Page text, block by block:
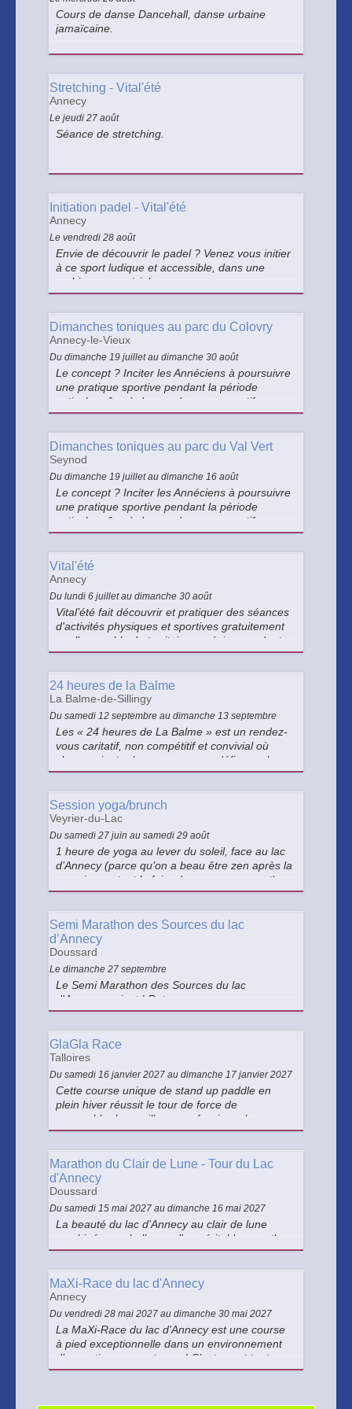
Cours de danse Dancehall, danse urbaine
jamaïcaine.
Stretching - Vital'été
Annecy
Le jeudi 27 août
Séance de stretching.
Initiation padel - Vital'été
Annecy
Le vendredi 28 août
Envie de découvrir le padel ? Venez vous initier
à ce sport ludique et accessible, dans une
ambiance conviviale.
Dimanches toniques au parc du Colovry
Annecy-le-Vieux
Du dimanche 19 juillet au dimanche 30 août
Le concept ? Inciter les Annéciens à poursuivre
une pratique sportive pendant la période
estivale grâce à des rendez-vous sportifs
chaque dimanche matin dans les parcs de la
prendre soin de sa santé.
Dimanches toniques au parc du Val Vert
Seynod
Du dimanche 19 juillet au dimanche 16 août
Le concept ? Inciter les Annéciens à poursuivre
une pratique sportive pendant la période
estivale grâce à des rendez-vous sportifs
chaque dimanche matin dans les parcs de la
prendre soin de sa santé.
Vital'été
Annecy
Du lundi 6 juillet au dimanche 30 août
Vital’été fait découvrir et pratiquer des séances
d'activités physiques et sportives gratuitement
sur l’ensemble du territoire annécien pendant
l’été. Rendez-vous à partir du 6 juillet 2026
24 heures de la Balme
La Balme-de-Sillingy
Du samedi 12 septembre au dimanche 13 septembre
Les « 24 heures de La Balme » est un rendez-
vous caritatif, non compétitif et convivial où
chacun vient relever son propre défi, marcher
ou courir, venir seul ou en équipe, se relayer,
Session yoga/brunch
Veyrier-du-Lac
Du samedi 27 juin au samedi 29 août
1 heure de yoga au lever du soleil, face au lac
d’Annecy (parce qu’on a beau être zen après la
semaine, autant le faire dans un super spot).
Semi Marathon des Sources du lac
d’Annecy
Doussard
Le dimanche 27 septembre
Le Semi Marathon des Sources du lac
d'Annecy revient ! Retour aux sources pour un
Semi-Marathon convivial et à taille humaine. Le
Envie de donner un coup de main ? Bénévoles,
vous êtes les bienvenus en amont !
GlaGla Race
Talloires
Du samedi 16 janvier 2027 au dimanche 17 janvier 2027
Cette course unique de stand up paddle en
plein hiver réussit le tour de force de
rassembler les meilleurs professionnels
mondiaux et les pratiquants loisir de tous
Marathon du Clair de Lune - Tour du Lac
d'Annecy
Doussard
Du samedi 15 mai 2027 au dimanche 16 mai 2027
La beauté du lac d'Annecy au clair de lune
combinée au challenge d'un véritable marathon
: c'est ce que vous offre le Marathon du Clair
MaXi-Race du lac d'Annecy
Annecy
Du vendredi 28 mai 2027 au dimanche 30 mai 2027
La MaXi-Race du lac d'Annecy est une course
à pied exceptionnelle dans un environnement
d’exception en montagne ! C’est avant tout une
aventure sportive et humaine, faite "par des